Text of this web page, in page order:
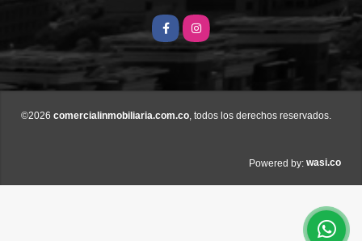
FacebookInstagram
©2026 comercialinmobiliaria.com.co, todos los derechos reservados.
Powered by: wasi.co